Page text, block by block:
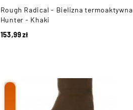
Rough Radical - Bielizna termoaktywna
Hunter - Khaki
153,99zł